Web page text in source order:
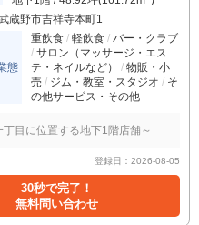
蔵野市吉祥寺本町1
態
重飲食 軽飲食
バー・クラブ
サロン（マッサージ・エス
テ・ネイルなど）
物販・小
売
ジム・教室・スタジオ
そ
の他サービス・その他
目に位置する地下1階店舗～
登録日：2026-08-05
30秒で完了！
無料問い合わせ